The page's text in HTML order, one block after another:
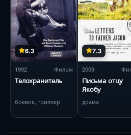
6.3
1992 Фильм
Телохранитель
боевик, триллер
7.3
2009
Письма отцу
Якобу
драма